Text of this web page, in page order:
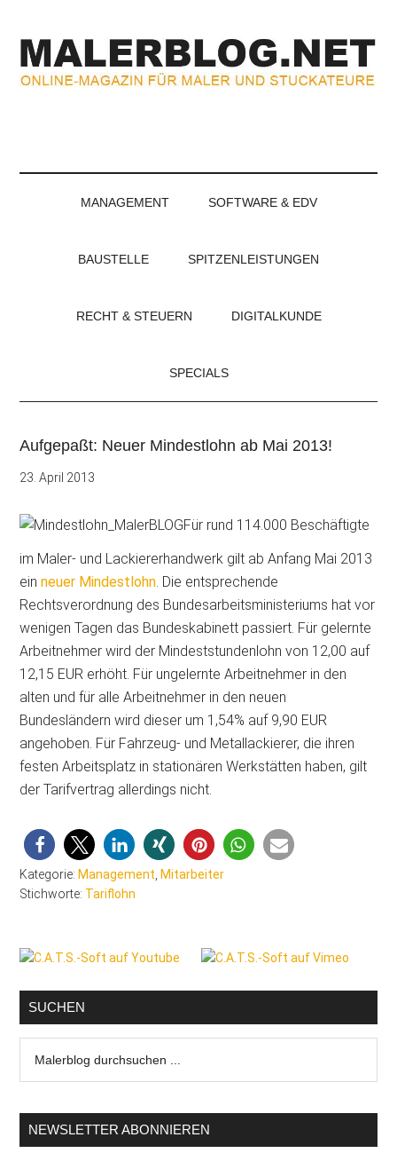
springen
secondary
menu
springen
springen
Maler
MANAGEMENT SOFTWARE & EDV
BAUSTELLE SPITZENLEISTUNGEN
RECHT & STEUERN DIGITALKUNDE
SPECIALS
Aufgepaßt: Neuer Mindestlohn ab Mai 2013!
23. April 2013
Für rund 114.000 Beschäftigte
im Maler- und Lackiererhandwerk gilt ab Anfang Mai 2013
einneuer Mindestlohn . Die entsprechende
Rechtsverordnung des Bundesarbeitsministeriums hat vor
wenigen Tagen das Bundeskabinett passiert. Für gelernte
Arbeitnehmer wird der Mindeststundenlohn von 12,00 auf
12,15 EUR erhöht. Für ungelernte Arbeitnehmer in den
alten und für alle Arbeitnehmer in den neuen
Bundesländern wird dieser um 1,54% auf 9,90 EUR
angehoben. Für Fahrzeug- und Metallackierer, die ihren
festen Arbeitsplatz in stationären Werkstätten haben, gilt
der Tarifvertrag allerdings nicht.
Kategorie:Management ,Mitarbeiter
Stichworte: Tariflohn
Seitenspalte
SUCHEN
durchsuchen
NEWSLETTER ABONNIEREN